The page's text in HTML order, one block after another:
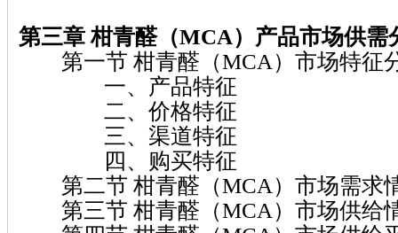
第三章 柑青醛（MCA） 产品市场供需
第一节 柑青醛（MCA）市场特征
一、产品特征
二、价格特征
三、渠道特征
四、购买特征
第二节 柑青醛（MCA）市场需求
第三节 柑青醛（MCA）市场供给